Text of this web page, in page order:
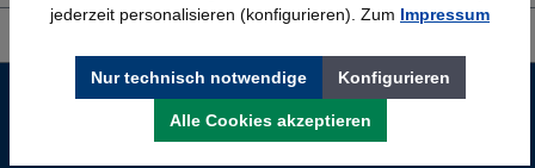
Sie planen ein neues Büro? Wir helfen Ihnen kostenlos dabei.
jederzeit personalisieren (konfigurieren). Zum Impressum
Nur technisch notwendige Konfigurieren
Alle Cookies akzeptieren